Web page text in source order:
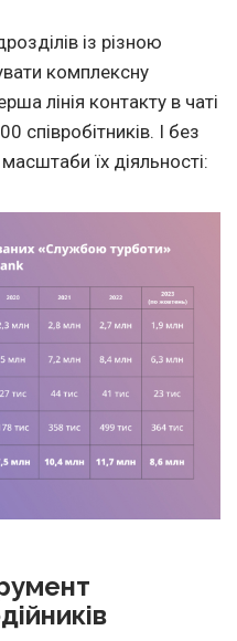
із різною
комплексну
лінія контакту в чаті
співробітників. І без
їх діяльності: